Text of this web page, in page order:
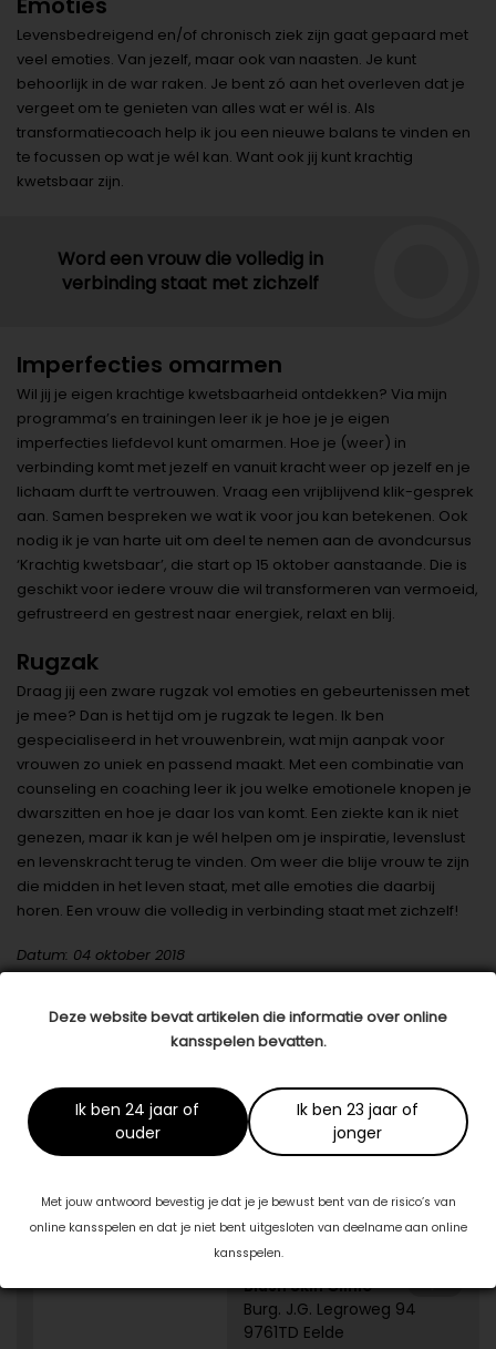
Deze website bevat artikelen die informatie over online
kansspelen bevatten.
Ik ben 24 jaar of
ouder
Ik ben 23 jaar of
jonger
Met jouw antwoord bevestig je dat je je bewust bent van de risico’s van
online kansspelen en dat je niet bent uitgesloten van deelname aan online
kansspelen.
Levensbedreigend en/of chronisch ziek zijn gaat gepaard met
veel emoties. Van jezelf, maar ook van naasten. Je kunt
behoorlijk in de war raken. Je bent zó aan het overleven dat je
vergeet om te genieten van alles wat er wél is. Als
transformatiecoach help ik jou een nieuwe balans te vinden en
te focussen op wat je wél kan. Want ook jij kunt krachtig
kwetsbaar zijn.
Word een vrouw die volledig in
verbinding staat met zichzelf
Imperfecties omarmen
Wil jij je eigen krachtige kwetsbaarheid ontdekken? Via mijn
programma’s en trainingen leer ik je hoe je je eigen
imperfecties liefdevol kunt omarmen. Hoe je (weer) in
verbinding komt met jezelf en vanuit kracht weer op jezelf en je
lichaam durft te vertrouwen. Vraag een vrijblijvend klik-gesprek
aan. Samen bespreken we wat ik voor jou kan betekenen. Ook
nodig ik je van harte uit om deel te nemen aan de avondcursus
‘Krachtig kwetsbaar’, die start op 15 oktober aanstaande. Die is
geschikt voor iedere vrouw die wil transformeren van vermoeid,
gefrustreerd en gestrest naar energiek, relaxt en blij.
Rugzak
Draag jij een zware rugzak vol emoties en gebeurtenissen met
je mee? Dan is het tijd om je rugzak te legen. Ik ben
gespecialiseerd in het vrouwenbrein, wat mijn aanpak voor
vrouwen zo uniek en passend maakt. Met een combinatie van
counseling en coaching leer ik jou welke emotionele knopen je
dwarszitten en hoe je daar los van komt. Een ziekte kan ik niet
genezen, maar ik kan je wél helpen om je inspiratie, levenslust
en levenskracht terug te vinden. Om weer die blije vrouw te zijn
die midden in het leven staat, met alle emoties die daarbij
horen. Een vrouw die volledig in verbinding staat met zichzelf!
Datum: 04 oktober 2018
JouwTransformatie
www.jouwtransformatie.nl
Specialisten in jouw buurt
Blush Skin Clinic
Burg. J.G. Legroweg 94
9761TD Eelde